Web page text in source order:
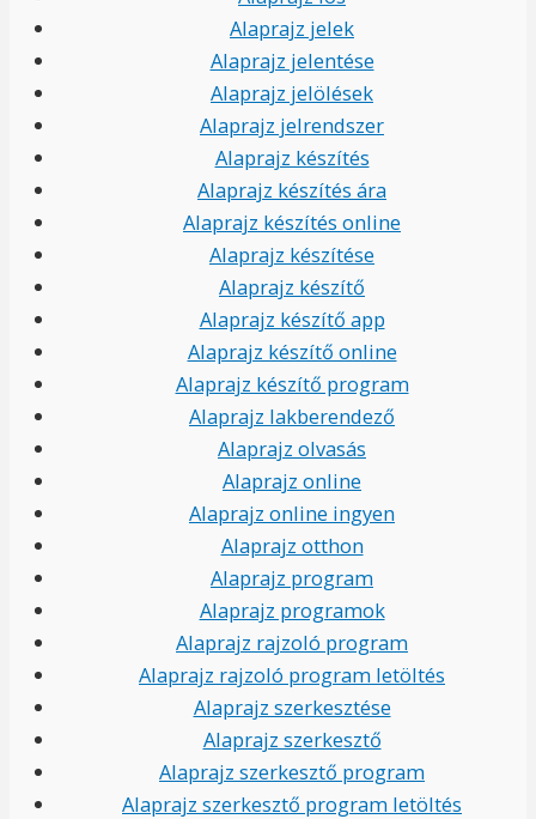
Alaprajz jelek
Alaprajz jelentése
Alaprajz jelölések
Alaprajz jelrendszer
Alaprajz készítés
Alaprajz készítés ára
Alaprajz készítés online
Alaprajz készítése
Alaprajz készítő
Alaprajz készítő app
Alaprajz készítő online
Alaprajz készítő program
Alaprajz lakberendező
Alaprajz olvasás
Alaprajz online
Alaprajz online ingyen
Alaprajz otthon
Alaprajz program
Alaprajz programok
Alaprajz rajzoló program
Alaprajz rajzoló program letöltés
Alaprajz szerkesztése
Alaprajz szerkesztő
Alaprajz szerkesztő program
Alaprajz szerkesztő program letöltés